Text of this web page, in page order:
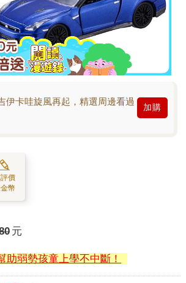
伊卡哇旋風再起，精選周邊看過
加購
價
幣
元
助弱勢孩童上學不中斷！